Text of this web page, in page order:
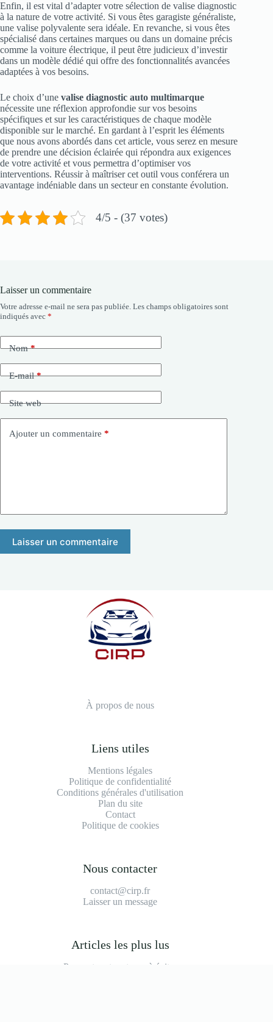
Enfin, il est vital d’adapter votre sélection de valise diagnostic
à la nature de votre activité. Si vous êtes garagiste généraliste,
une valise polyvalente sera idéale. En revanche, si vous êtes
spécialisé dans certaines marques ou dans un domaine précis
comme la voiture électrique, il peut être judicieux d’investir
dans un modèle dédié qui offre des fonctionnalités avancées
adaptées à vos besoins.
Le choix d’une valise diagnostic auto multimarque
nécessite une réflexion approfondie sur vos besoins
spécifiques et sur les caractéristiques de chaque modèle
disponible sur le marché. En gardant à l’esprit les éléments
que nous avons abordés dans cet article, vous serez en mesure
de prendre une décision éclairée qui répondra aux exigences
de votre activité et vous permettra d’optimiser vos
interventions. Réussir à maîtriser cet outil vous conférera un
avantage indéniable dans un secteur en constante évolution.
4/5 - (37 votes)
Laisser un commentaire
Votre adresse e-mail ne sera pas publiée. Les champs obligatoires sont
indiqués avec *
Nom*
E-mail*
Site web
Ajouter un commentaire *
Laisser un commentaire
À propos de nous
Liens utiles
Mentions légales
Politique de confidentialité
Conditions générales d'utilisation
Plan du site
Contact
Politique de cookies
Nous contacter
contact@cirp.fr
Laisser un message
Articles les plus lus
Peugeot partner tepee à éviter